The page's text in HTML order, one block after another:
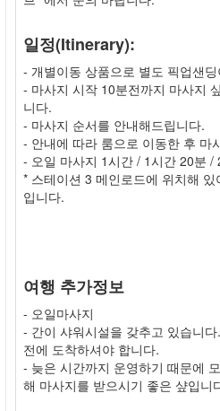
일정(Itinerary):
- 개별이동 상품으로 별도 픽업샌
- 마사지 시작 10분전까지 마사지
니다.
- 마사지 순서를 안내해드립니다.
- 안내에 따라 룸으로 이동한 후 마
- 오일 마사지 1시간 / 1시간 20분 /
* 스테이션 3 메인로드에 위치해
입니다.
여행 추가정보
- 오일마사지
- 간이 샤워시설을 갖추고 있습니
전에 도착하셔야 합니다.
- 늦은 시간까지 운영하기 때문에
해 마사지를 받으시기 좋은 샾입니